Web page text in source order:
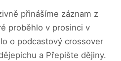
přinášíme záznam z
proběhlo v prosinci v
o podcastový crossover
a Přepište dějiny.